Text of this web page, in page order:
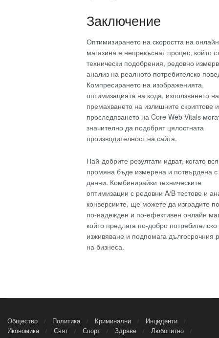
Заключение
Оптимизирането на скоростта на онлайн
магазина е непрекъснат процес, който
технически подобрения, редовно
анализ на реалното потребителско
Компресирането на изображенията,
оптимизацията на кода, използването
премахването на излишните скриптове и
проследяването на Core Web Vitals
значително да подобрят цялостната
производителност на сайта.
Най-добрите резултати идват, когато
промяна бъде измерена и потвърдена
данни. Комбинирайки техническите
оптимизации с редовни A/B тестове и
конверсиите, ще можете да изградите
по-надежден и по-ефективен онлайн
който предлага по-добро потребителско
изживяване и подпомага дългосрочния
на бизнеса.
Общество Политика Криминални
Инциденти
Икономика
Свят Спорт Здраве
Любопитно